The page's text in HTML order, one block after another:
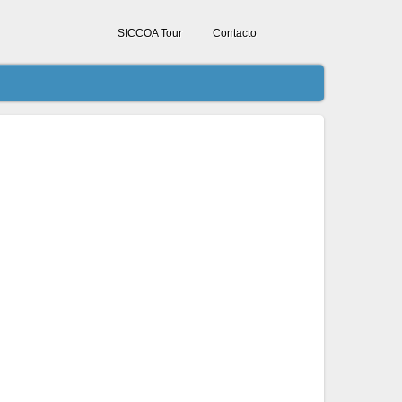
SICCOA Tour Contacto